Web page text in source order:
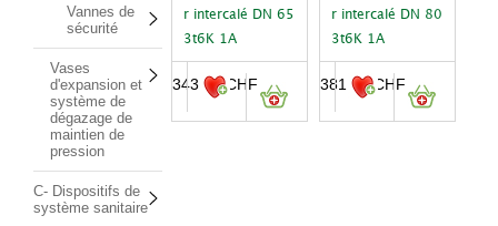
Vannes de
sécurité
Vases
d'expansion et
système de
dégazage de
maintien de
pression
C- Dispositifs de
système sanitaire
r intercalé DN 65
3t6K 1A
343.68CHF
r intercalé DN 80
3t6K 1A
381.70CHF